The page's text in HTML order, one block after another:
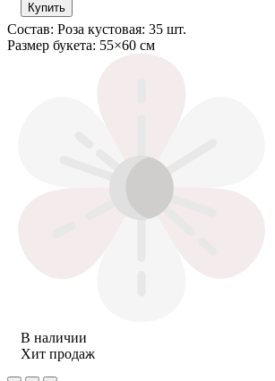
Купить
Состав: Роза кустовая: 35 шт.
Размер букета: 55×60 см
В наличии
Хит продаж